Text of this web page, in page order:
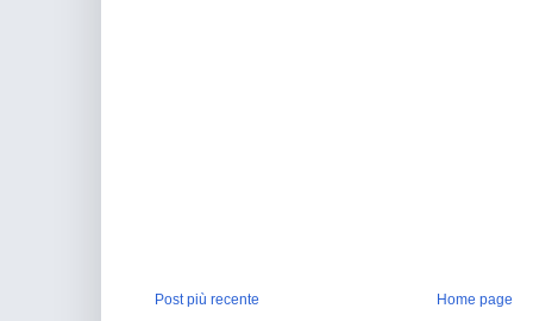
Post più recente Home page